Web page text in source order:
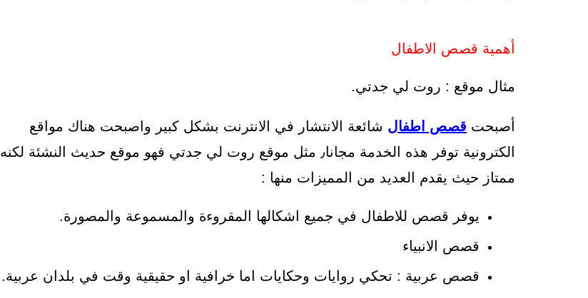
أهمية قصص الاطفال
مثال موقع : روت لي جدتي.
أصبحت قصص اطفال شائعة الانتشار في الانترنت بشكل كبير واصبحت هناك مواقع
الكترونية توفر هذه الخدمة مجانا٫ مثل موقع روت لي جدتي فهو موقع حديث النشئة لكنه
ممتاز حيث يقدم العديد من المميزات منها :
يوفر قصص للاطفال في جميع اشكالها المقروءة والمسموعة والمصورة.
قصص الانبياء
قصص عربية : تحكي روايات وحكايات اما خرافية او حقيقية وقت في بلدان عربية.